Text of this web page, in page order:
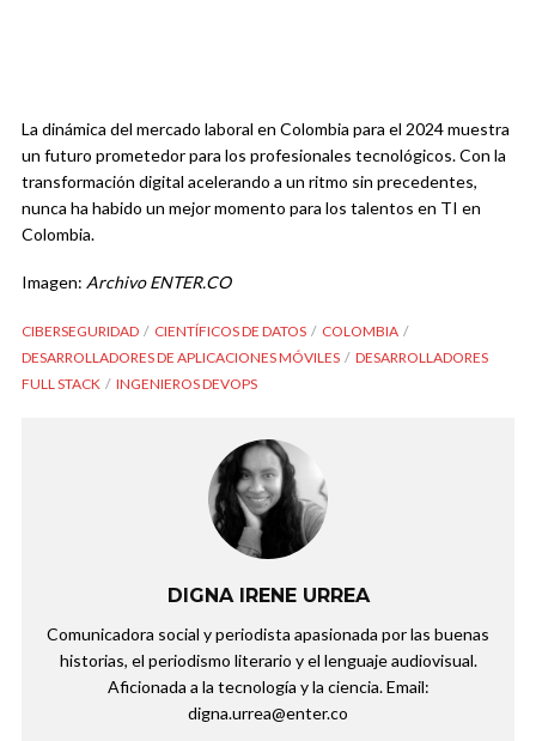
La dinámica del mercado laboral en Colombia para el 2024 muestra
un futuro prometedor para los profesionales tecnológicos. Con la
transformación digital acelerando a un ritmo sin precedentes,
nunca ha habido un mejor momento para los talentos en TI en
Colombia.
Imagen: Archivo ENTER.CO
CIBERSEGURIDAD CIENTÍFICOS DE DATOS
COLOMBIA
DESARROLLADORES DE APLICACIONES MÓVILES
DESARROLLADORES
FULL STACK
INGENIEROS DEVOPS
DIGNA IRENE URREA
Comunicadora social y periodista apasionada por las buenas
historias, el periodismo literario y el lenguaje audiovisual.
Aficionada a la tecnología y la ciencia. Email:
digna.urrea@enter.co